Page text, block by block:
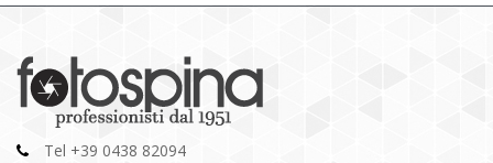
Tel +39 0438 82094